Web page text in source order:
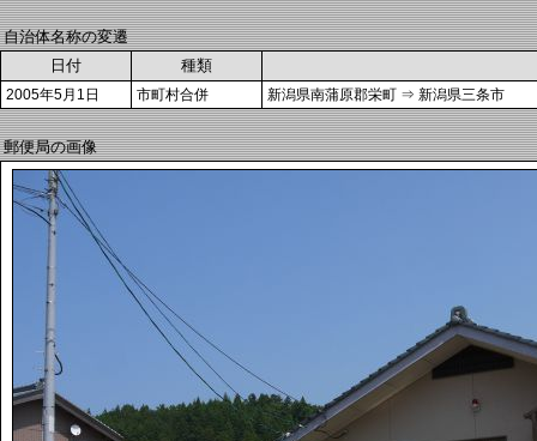
自治体名称の変遷
日付
種類
2005年5月1日 市町村合併 新潟県南蒲原郡栄町 ⇒ 新潟県三条市
郵便局の画像